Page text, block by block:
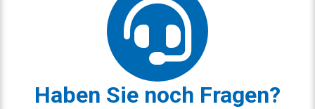
Haben Sie noch Fragen?